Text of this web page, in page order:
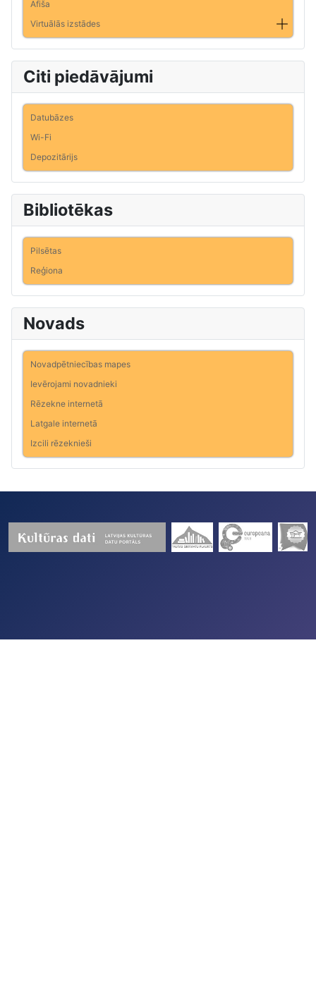
Afiša
Virtuālās izstādes
Citi piedāvājumi
Datubāzes
Wi-Fi
Depozitārijs
Bibliotēkas
Pilsētas
Reģiona
Novads
Novadpētniecības mapes
Ievērojami novadnieki
Rēzekne internetā
Latgale internetā
Izcili rēzeknieši